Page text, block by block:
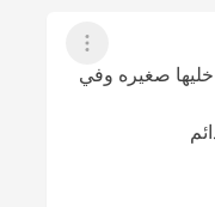
عرض القائمة
خليها صغيره وفي